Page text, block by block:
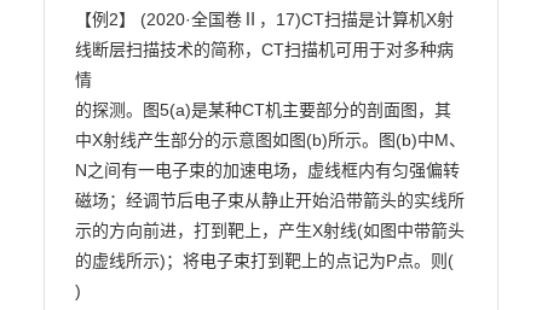
【例2】 (2020·全国卷Ⅱ，17)CT扫描是计算机X射
线断层扫描技术的简称，CT扫描机可用于对多种病
情
的探测。图5(a)是某种CT机主要部分的剖面图，其
中X射线产生部分的示意图如图(b)所示。图(b)中M、
N之间有一电子束的加速电场，虚线框内有匀强偏转
磁场；经调节后电子束从静止开始沿带箭头的实线所
示的方向前进，打到靶上，产生X射线(如图中带箭头
的虚线所示)；将电子束打到靶上的点记为P点。则(
)